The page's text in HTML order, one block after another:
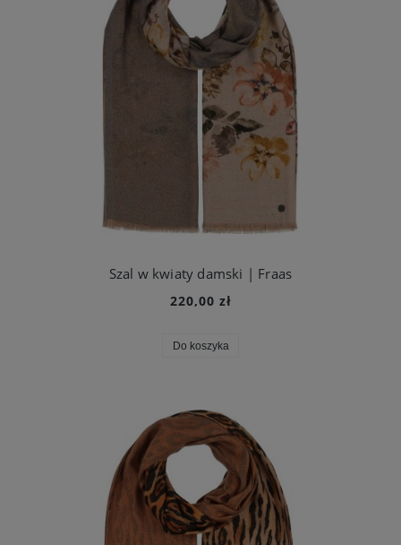
Szal w kwiaty damski | Fraas
220,00 zł
Do koszyka